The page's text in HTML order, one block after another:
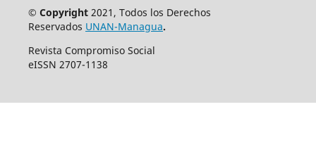
© Copyright2021, Todos los Derechos
Reservados UNAN-Managua.
Revista Compromiso Social
eISSN 2707-1138